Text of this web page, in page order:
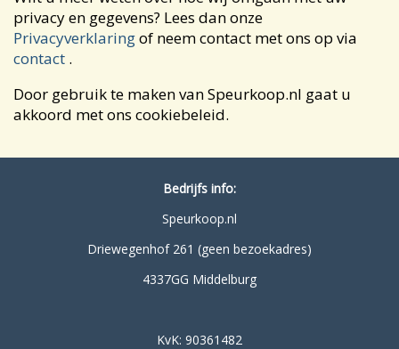
privacy en gegevens? Lees dan onze
Privacyverklaringof neem contact met ons op via
contact .
Door gebruik te maken van Speurkoop.nl gaat u
akkoord met ons cookiebeleid.
Bedrijfs info:
Speurkoop.nl
Driewegenhof 261 (geen bezoekadres)
4337GG Middelburg
KvK: 90361482